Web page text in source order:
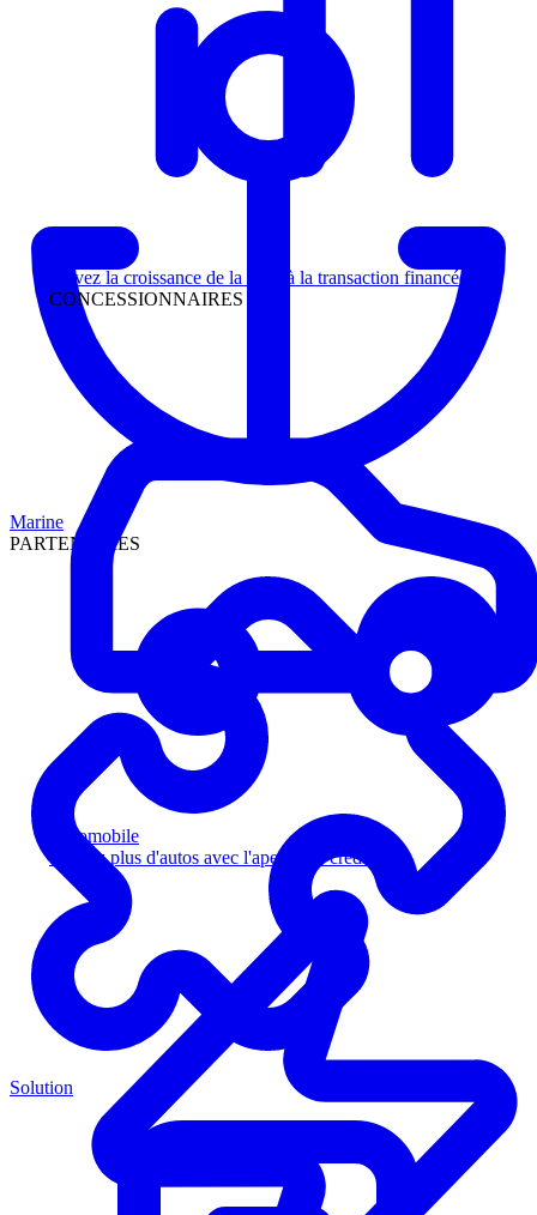
Suivez la croissance de la piste à la transaction financée
CONCESSIONNAIRES
Automobile
Vendez plus d'autos avec l'aperçu de crédit
Marine
PARTENAIRES
Solution